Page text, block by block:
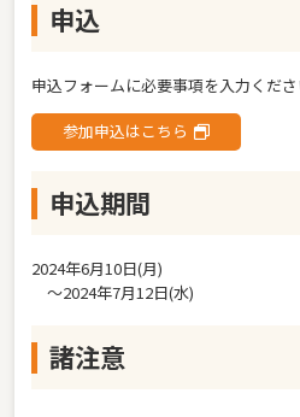
申込
申込フォームに必要事項を入力くだ
参加申込はこちら
申込期間
2024年6月10日(月)
〜2024年7月12日(水)
諸注意